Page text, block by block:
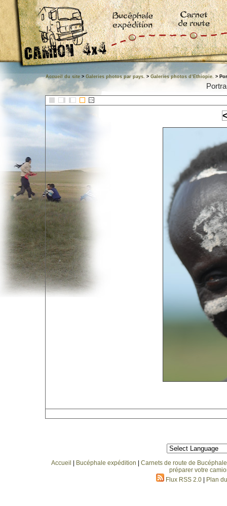
Accueil du site > Galeries photos par pays. > Galeries photos d’Ethiopie. >
::>
Accueil Bucéphale expédition
Carnets de route de
préparer votre
Flux RSS 2.0
Plan